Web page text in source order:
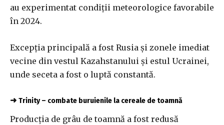
au experimentat condiții meteorologice favorabile
în 2024.
Excepția principală a fost Rusia și zonele imediat
vecine din vestul Kazahstanului și estul Ucrainei,
unde seceta a fost o luptă constantă.
➜ Trinity – combate buruienile la cereale de toamnă
Producția de grâu de toamnă a fost redusă